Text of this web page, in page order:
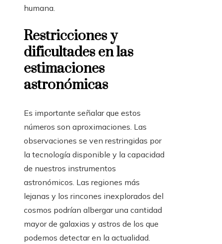
humana.
Restricciones y
dificultades en las
estimaciones
astronómicas
Es importante señalar que estos
números son aproximaciones. Las
observaciones se ven restringidas por
la tecnología disponible y la capacidad
de nuestros instrumentos
astronómicos. Las regiones más
lejanas y los rincones inexplorados del
cosmos podrían albergar una cantidad
mayor de galaxias y astros de los que
podemos detectar en la actualidad.